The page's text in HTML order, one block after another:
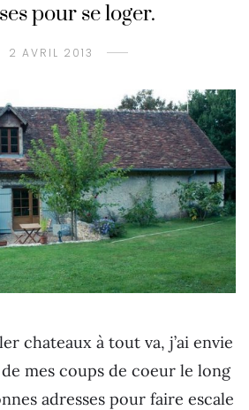
pour se loger.
2 AVRIL 2013
chateaux à tout va, j’ai envie
mes coups de coeur le long
adresses pour faire escale